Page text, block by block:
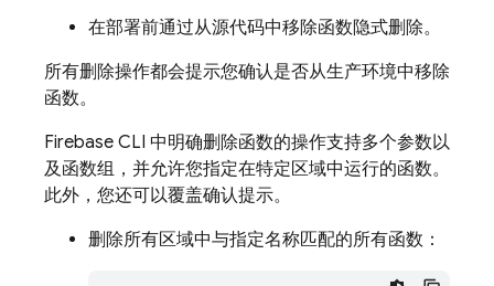
在部署前通过从源代码中移除函数隐式删除。
所有删除操作都会提示您确认是否从生产环境中移除
函数。
Firebase CLI 中明确删除函数的操作支持多个参数以
及函数组，并允许您指定在特定区域中运行的函数。
此外，您还可以覆盖确认提示。
删除所有区域中与指定名称匹配的所有函数：